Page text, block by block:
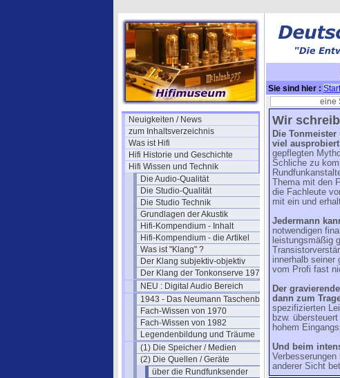
Neuigkeiten / News
zum Inhaltsverzeichnis
Was ist Hifi
Hifi Historie und Geschichte
Hifi Wissen und Technik
Die Audio-Qualität
Die Studio-Qualität
Die Studio Technik
Grundlagen der Akustik
Hifi-Kompendium - Inhalt
Hifi-Kompendium - die Artikel
Was ist "Klang" ?
Der Klang subjektiv-objektiv
Der Klang der Tonkonserve 1979
NEU : Digital Audio Bereich
1943 - Das Neumann Taschenbuch
Fach-Wissen von 1970
Fach-Wissen von 1982
Legendenbildung und Träume
(1) Die Speicher / Medien
(2) Die Quellen / Geräte
über die Rundfunksender
Sie sind hier :
Elektronik I→Die
eine
Wir
Die
viel ausprobiert
gepflegten
Schliche zu
Thema mit den
die Fachleute
mit ein und
Jedermann
notwendigen
leistungsmäßig
innerhalb seiner
vom Profi fast
Der
dann zum
spezifizierten
bzw.
hohem
Und beim
anderer Sicht